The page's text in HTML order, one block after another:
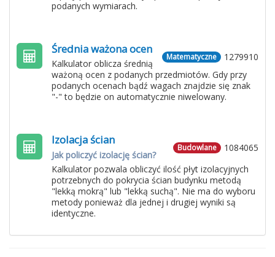
podanych wymiarach.
1279910
Matematyczne
Średnia ważona ocen
Kalkulator oblicza średnią
ważoną ocen z podanych przedmiotów. Gdy przy
podanych ocenach bądź wagach znajdzie się znak
"-" to będzie on automatycznie niwelowany.
1084065
Budowlane
Izolacja ścian
Jak policzyć izolację ścian?
Kalkulator pozwala obliczyć ilość płyt izolacyjnych
potrzebnych do pokrycia ścian budynku metodą
"lekką mokrą" lub "lekką suchą". Nie ma do wyboru
metody ponieważ dla jednej i drugiej wyniki są
identyczne.